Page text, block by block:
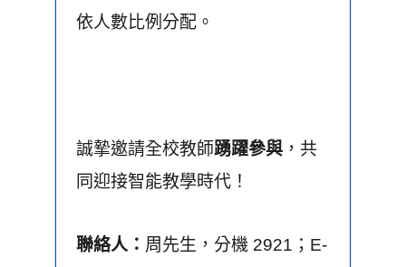
依人數比例分配。
誠摯邀請全校教師踴躍參與 ，共
同迎接智能教學時代！
聯絡人： 周先生，分機 2921；E-